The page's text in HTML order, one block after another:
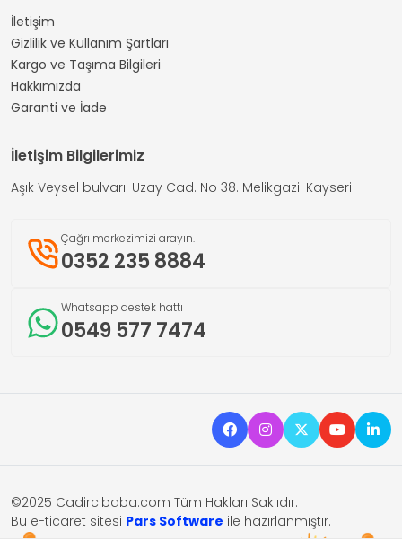
İletişim
Gizlilik ve Kullanım Şartları
Kargo ve Taşıma Bilgileri
Hakkımızda
Garanti ve İade
İletişim Bilgilerimiz
Aşık Veysel bulvarı. Uzay Cad. No 38. Melikgazi. Kayseri
Çağrı merkezimizi arayın.
0352 235 8884
Whatsapp destek hattı
0549 577 7474
©2025 Cadircibaba.com Tüm Hakları Saklıdır.
Bu e-ticaret sitesi Pars Software ile hazırlanmıştır.